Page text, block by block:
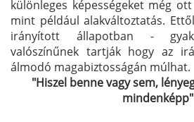
különleges képességeket még
mint például alakváltoztatás.
irányított állapotban -
valószínűnek tartják hogy az
álmodó magabiztosságán múlhat.
"Hiszel benne vagy sem,
mindenképp"